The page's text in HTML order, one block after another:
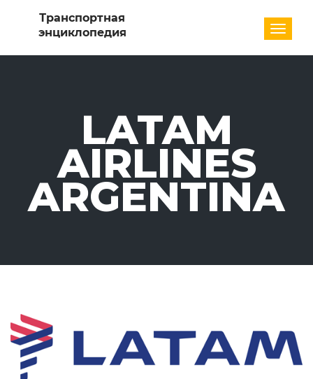
LATAM
AIRLINES
ARGENTINA